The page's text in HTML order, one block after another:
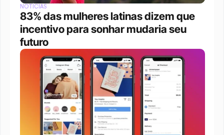
NOTÍCIAS
83% das mulheres latinas dizem que
incentivo para sonhar mudaria seu
futuro